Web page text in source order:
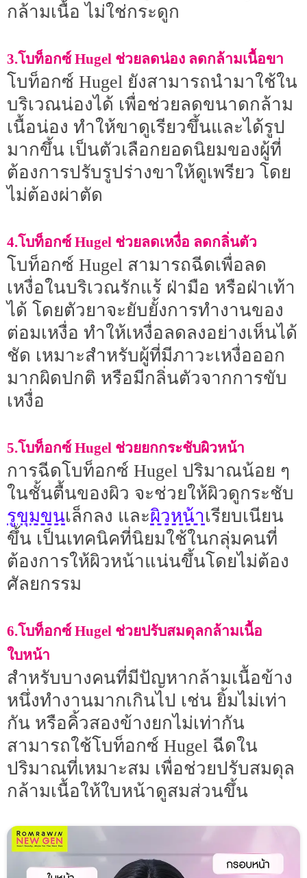
กล้ามเนื้อ ไม่ใช่กระดูก
3.โบท็อกซ์ Hugel ช่วยลดน่อง ลดกล้ามเนื้อขา
โบท็อกซ์ Hugel ยังสามารถนำมาใช้ใน
บริเวณน่องได้ เพื่อช่วยลดขนาดกล้าม
เนื้อน่อง ทำให้ขาดูเรียวขึ้นและได้รูป
มากขึ้น เป็นตัวเลือกยอดนิยมของผู้ที่
ต้องการปรับรูปร่างขาให้ดูเพรียว โดย
ไม่ต้องผ่าตัด
4.โบท็อกซ์ Hugel ช่วยลดเหงื่อ ลดกลิ่นตัว
โบท็อกซ์ Hugel สามารถฉีดเพื่อลด
เหงื่อในบริเวณรักแร้ ฝ่ามือ หรือฝ่าเท้า
ได้ โดยตัวยาจะยับยั้งการทำงานของ
ต่อมเหงื่อ ทำให้เหงื่อลดลงอย่างเห็นได้
ชัด เหมาะสำหรับผู้ที่มีภาวะเหงื่อออก
มากผิดปกติ หรือมีกลิ่นตัวจากการขับ
เหงื่อ
5.โบท็อกซ์ Hugel ช่วยยกกระชับผิวหน้า
การฉีดโบท็อกซ์ Hugel ปริมาณน้อย ๆ
ในชั้นตื้นของผิว จะช่วยให้ผิวดูกระชับ
รูขุมขนเล็กลง และผิวหน้าเรียบเนียน
ขึ้น เป็นเทคนิคที่นิยมใช้ในกลุ่มคนที่
ต้องการให้ผิวหน้าแน่นขึ้นโดยไม่ต้อง
ศัลยกรรม
6.โบท็อกซ์ Hugel ช่วยปรับสมดุลกล้ามเนื้อ
ใบหน้า
สำหรับบางคนที่มีปัญหากล้ามเนื้อข้าง
หนึ่งทำงานมากเกินไป เช่น ยิ้มไม่เท่า
กัน หรือคิ้วสองข้างยกไม่เท่ากัน
สามารถใช้โบท็อกซ์ Hugel ฉีดใน
ปริมาณที่เหมาะสม เพื่อช่วยปรับสมดุล
กล้ามเนื้อให้ใบหน้าดูสมส่วนขึ้น